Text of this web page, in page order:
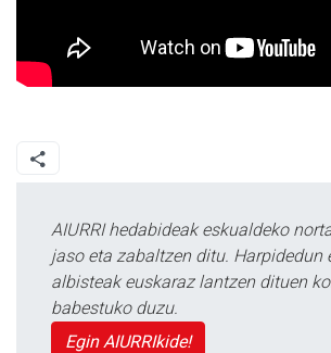
AIURRI hedabideak eskualdeko
jaso eta zabaltzen ditu. Harpidedun
albisteak euskaraz lantzen dituen
babestuko duzu.
Egin AIURRIkide!